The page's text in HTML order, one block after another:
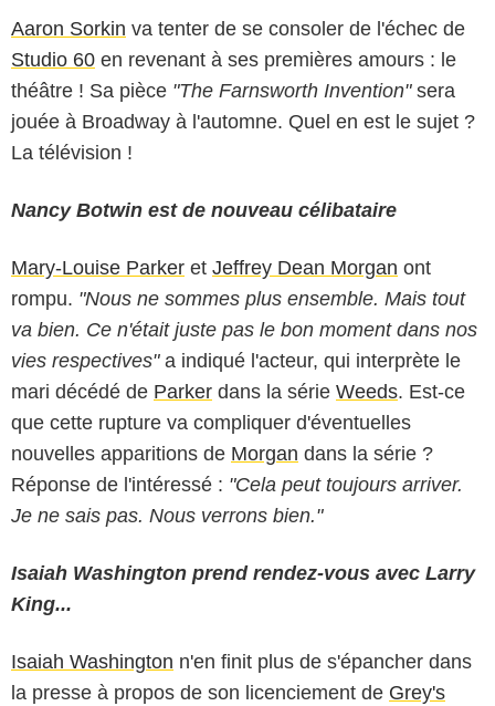
Aaron Sorkin va tenter de se consoler de l'échec de
Studio 60 en revenant à ses premières amours : le
théâtre ! Sa pièce "The Farnsworth Invention"sera
jouée à Broadway à l'automne. Quel en est le sujet ?
La télévision !
Nancy Botwin est de nouveau célibataire
Mary-Louise Parker et Jeffrey Dean Morgan ont
rompu. "Nous ne sommes plus ensemble. Mais tout
va bien. Ce n'était juste pas le bon moment dans nos
vies respectives"a indiqué l'acteur, qui interprète le
mari décédé de Parker dans la série Weeds. Est-ce
que cette rupture va compliquer d'éventuelles
nouvelles apparitions de Morgan dans la série ?
Réponse de l'intéressé : "Cela peut toujours arriver.
Je ne sais pas. Nous verrons bien."
Isaiah Washington prend rendez-vous avec Larry
King...
Isaiah Washington n'en finit plus de s'épancher dans
la presse à propos de son licenciement de Grey's